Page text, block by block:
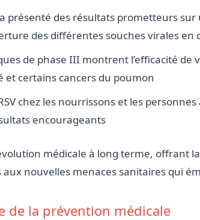
présenté des résultats prometteurs
des différentes souches virales en
de phase III montrent l’efficacité
et certains cancers du poumon
chez les nourrissons et les
encourageants
médicale à long terme, offrant
nouvelles menaces sanitaires qui
de la prévention médicale